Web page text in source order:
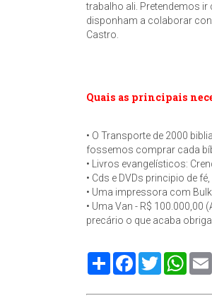
trabalho ali. Pretendemos
disponham a colaborar
Castro.
Quais as principais
• O Transporte de 2000
fossemos comprar cada
• Livros evangelísticos:
• Cds e DVDs principio de
• Uma impressora com
• Uma Van - R$
precário o que acaba
Compartilhe
Facebook
Twitter